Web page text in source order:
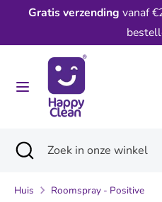
Verder
inhoud
Gratis verzending vanaf
ZoekenZoek
onze
winkel
ZoekenZoek
onze
Zoekopdracht
sluiten
Huis Roomspray - Positive